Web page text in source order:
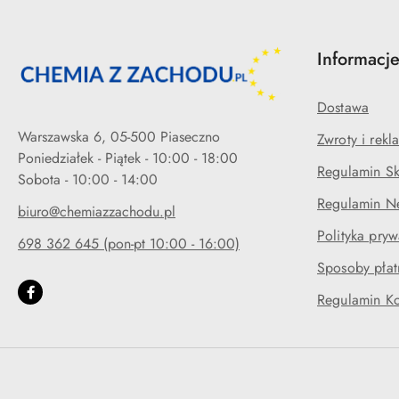
Warszawska 6, 05-500 Piaseczno
Poniedziałek - Piątek - 10:00 - 18:00
biuro@chemiazzachodu.pl
698 362 645 (pon-pt 10:00 - 16:00)
Informacje
Dostawa
Zwroty i
Regulamin
Regulamin
Polityka
Sposoby
Regulamin